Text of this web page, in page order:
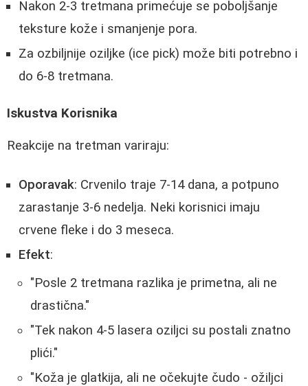
Nakon 2-3 tretmana primećuje se poboljšanje
teksture kože i smanjenje pora.
Za ozbiljnije oziljke (ice pick) može biti potrebno i
do 6-8 tretmana.
Iskustva Korisnika
Reakcije na tretman variraju:
Oporavak: Crvenilo traje 7-14 dana, a potpuno
zarastanje 3-6 nedelja. Neki korisnici imaju
crvene fleke i do 3 meseca.
Efekt:
"Posle 2 tretmana razlika je primetna, ali ne
drastična."
"Tek nakon 4-5 lasera oziljci su postali znatno
plići."
"Koža je glatkija, ali ne očekujte čudo - ožiljci